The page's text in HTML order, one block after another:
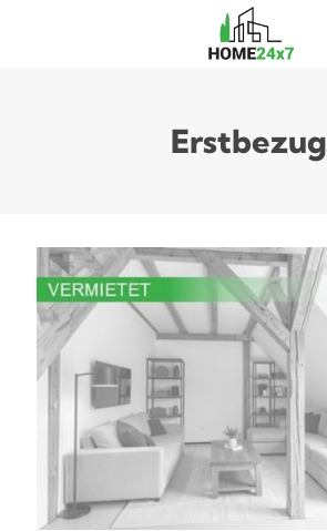
Erstbezug